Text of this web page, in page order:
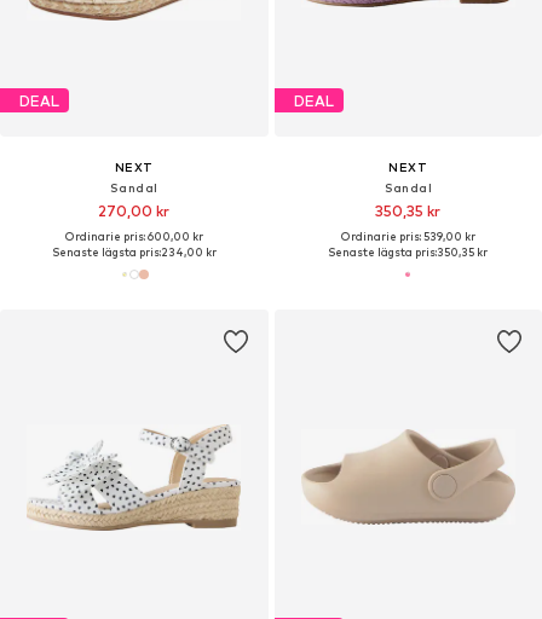
DEAL
NEXT
Sandal
270,00 kr
Ordinarie pris: 600,00 kr
Senaste lägsta pris:234,00 kr
DEAL
NEXT
Sandal
350,35 kr
Ordinarie pris: 539,00 kr
Senaste lägsta pris:350,35 kr